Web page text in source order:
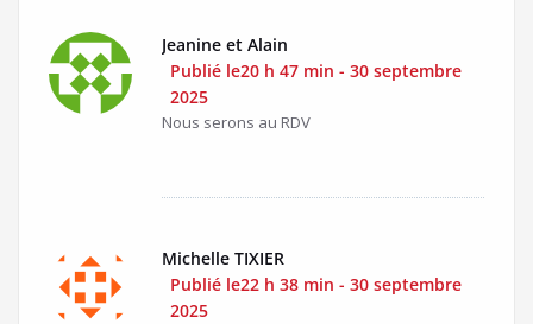
Jeanine et Alain
Publié le20 h 47 min - 30 septembre
2025
Nous serons au RDV
Michelle TIXIER
Publié le22 h 38 min - 30 septembre
2025